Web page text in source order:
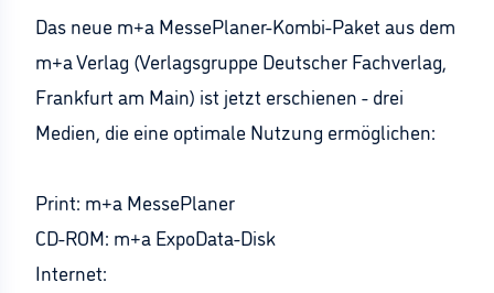
Das neue m+a MessePlaner-Kombi-Paket aus dem
m+a Verlag (Verlagsgruppe Deutscher Fachverlag,
Frankfurt am Main) ist jetzt erschienen - drei
Medien, die eine optimale Nutzung ermöglichen:
Print: m+a MessePlaner
CD-ROM: m+a ExpoData-Disk
Internet: